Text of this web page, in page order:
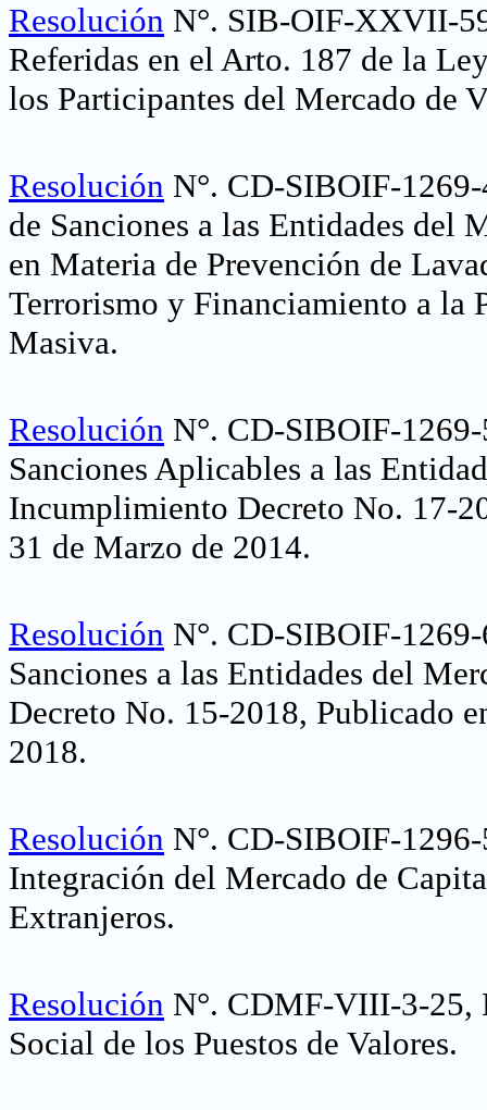
Resolución N°. SIB-OIF-XXVII-
Referidas en el Arto. 187 de la
los Participantes del Mercado de
Resolución N°. CD-SIBOIF-
de Sanciones a las Entidades del
en Materia de Prevención de
Terrorismo y Financiamiento a la
Masiva.
Resolución N°. CD-SIBOIF-
Sanciones Aplicables a las
Incumplimiento Decreto No. 17-
31 de Marzo de 2014.
Resolución N°. CD-SIBOIF-
Sanciones a las Entidades del
Decreto No. 15-2018, Publicado
2018.
Resolución N°. CD-SIBOIF-
Integración del Mercado de
Extranjeros.
Resolución N°. CDMF-VIII-3-25,
Social de los Puestos de Valores.